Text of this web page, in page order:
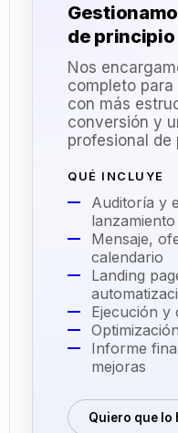
de principio
Nos
completo
con más
conversión y
profesional de
QUÉ INCLUYE
Auditoría y
lanzamiento
Mensaje,
calendario
Landing
Ejecución y
Informe
mejoras
Quiero que lo